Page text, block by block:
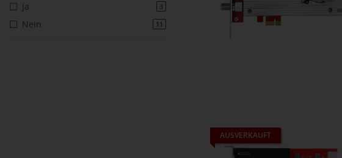
AUSVERKAUFT
Ja
3
Nein 11